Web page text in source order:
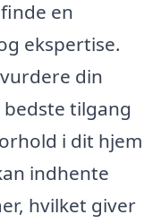
en
ekspertise.
din
tilgang
i dit hjem
indhente
hvilket giver